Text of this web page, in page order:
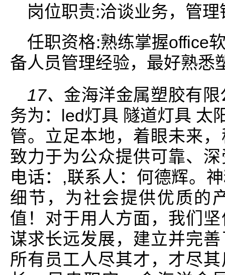
岗位职责:洽谈业务，管
任职资格:熟练掌握office
备人员管理经验，最好熟悉
17、 金海洋金属塑胶有
务为：led灯具 隧道灯具 太
管。立足本地，着眼未来
致力于为公众提供可靠、
电话：,联系人：何德辉。
细节，为社会提供优质的
值！对于用人方面，我们
谋求长远发展，建立并完
所有员工人尽其才，才尽